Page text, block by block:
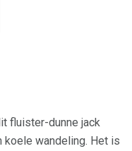
fluister-dunne jack
wandeling. Het is